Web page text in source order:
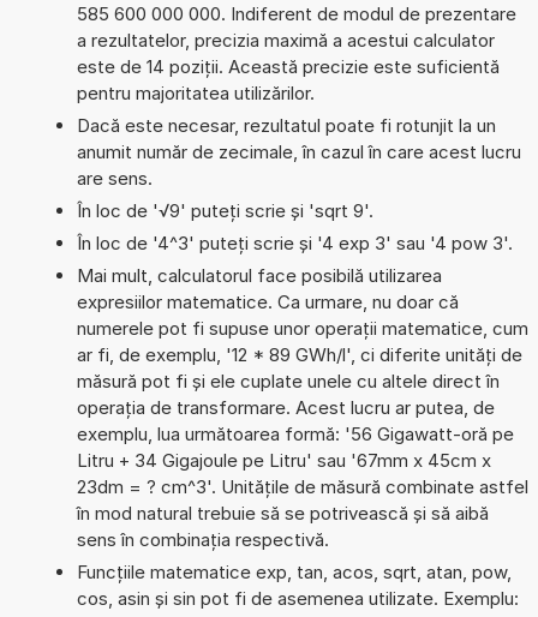
585 600 000 000. Indiferent de modul de prezentare
a rezultatelor, precizia maximă a acestui calculator
este de 14 poziții. Această precizie este suficientă
pentru majoritatea utilizărilor.
Dacă este necesar, rezultatul poate fi rotunjit la un
anumit număr de zecimale, în cazul în care acest lucru
are sens.
În loc de '√9' puteți scrie și 'sqrt 9'.
În loc de '4^3' puteți scrie și '4 exp 3' sau '4 pow 3'.
Mai mult, calculatorul face posibilă utilizarea
expresiilor matematice. Ca urmare, nu doar că
numerele pot fi supuse unor operații matematice, cum
ar fi, de exemplu, '12 * 89 GWh/l', ci diferite unități de
măsură pot fi și ele cuplate unele cu altele direct în
operația de transformare. Acest lucru ar putea, de
exemplu, lua următoarea formă: '56 Gigawatt-oră pe
Litru + 34 Gigajoule pe Litru' sau '67mm x 45cm x
23dm = ? cm^3'. Unitățile de măsură combinate astfel
în mod natural trebuie să se potrivească și să aibă
sens în combinația respectivă.
Funcțiile matematice exp, tan, acos, sqrt, atan, pow,
cos, asin și sin pot fi de asemenea utilizate. Exemplu: